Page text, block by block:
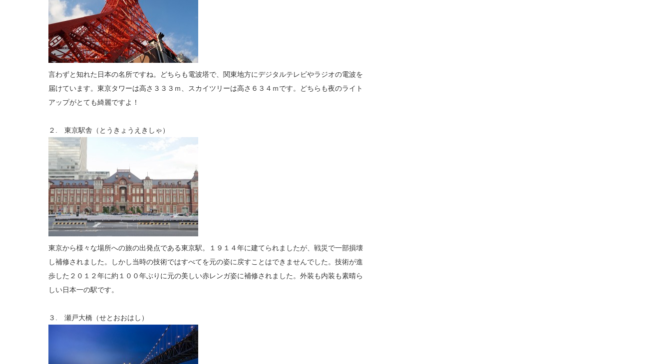
言わずと知れた日本の名所ですね。どちらも電波塔で、関東地方にデジタルテレビやラジオの電波を
届けています。東京タワーは高さ３３３ｍ、スカイツリーは高さ６３４ｍです。どちらも夜のライト
アップがとても綺麗ですよ！
２. 東京駅舎（とうきょうえきしゃ）
東京から様々な場所への旅の出発点である東京駅。１９１４年に建てられましたが、戦災で一部損壊
し補修されました。しかし当時の技術ではすべてを元の姿に戻すことはできませんでした。技術が進
歩した２０１２年に約１００年ぶりに元の美しい赤レンガ姿に補修されました。外装も内装も素晴ら
しい日本一の駅です。
３. 瀬戸大橋（せとおおはし）